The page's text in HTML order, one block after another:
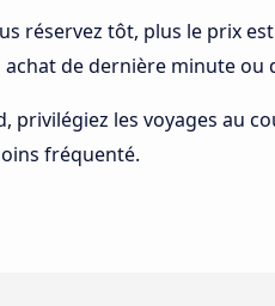
réservez tôt, plus le prix
de dernière minute ou
les voyages au
fréquenté.